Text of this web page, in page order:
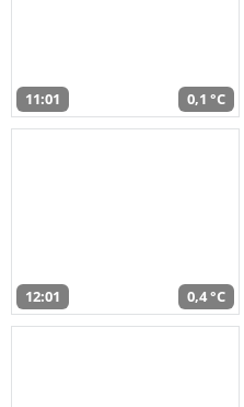
11:01 0,1 °C
12:01 0,4 °C